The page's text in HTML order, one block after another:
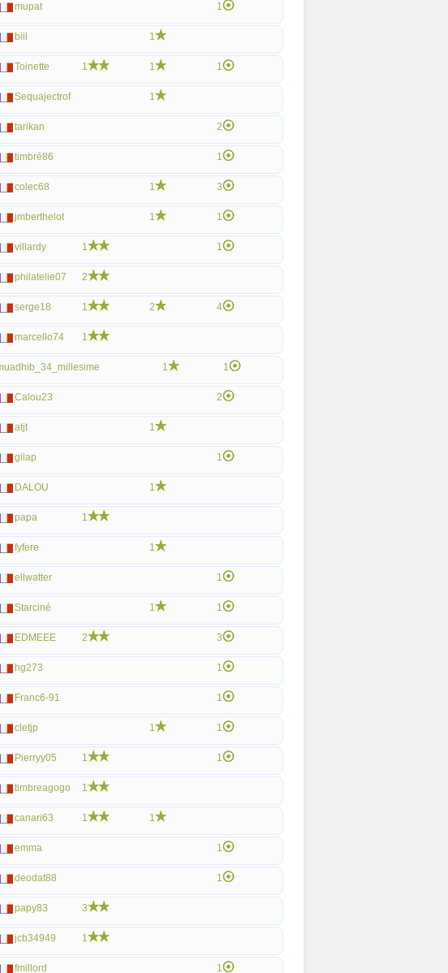
mupat 1
biil 1
Toinette 1 1 1
Sequajectrof 1
tarikan 2
timbré86 1
colec68 1 3
jmberthelot 1 1
villardy 1 1
philatelie07 2
serge18 1 2 4
marcello74 1
1 1
Calou23 2
atjt 1
gilap 1
DALOU 1
papa 1
fyfere 1
ellwatter 1
Starciné 1 1
EDMEEE 2 3
hg273 1
Franc6-91 1
cletjp 1 1
Pierryy05 1 1
timbreagogo 1
canari63 1 1
emma 1
deodat88 1
papy83 3
jcb34949 1
fmillord 1